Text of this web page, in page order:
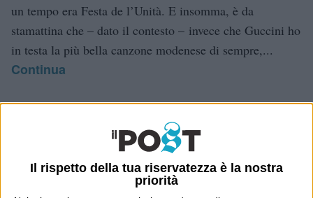
Il rispetto della tua riservatezza è la nostra
priorità
un tempo era Festa de l’Unità. E insomma, è da
stamattina che – dato il contesto – invece che Guccini ho
in testa la più bella canzone modenese di sempre,...
Continua
La nostra vita è Coca-Cola
Cartastampata,Donna
Mauro! A’ Mauro… c’è posto! C’è posto! Molti, molti,